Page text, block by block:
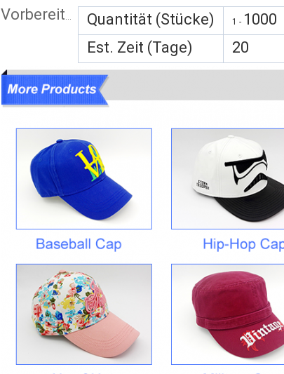
Vorbereitungs- und Anlaufzeit: Quantität (Stücke) 1 - 1000
Est. Zeit (Tage)
20